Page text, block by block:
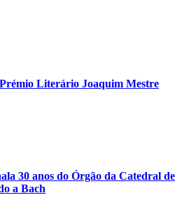
Literário Joaquim Mestre
30 anos do Órgão da Catedral de
a Bach